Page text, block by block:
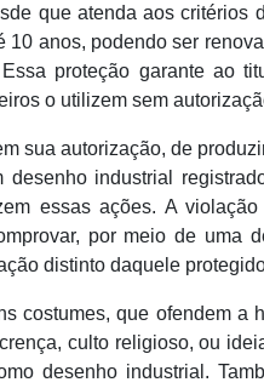
que atenda aos critérios
anos, podendo ser
proteção garante ao
o utilizem sem
sua autorização, de
industrial
essas ações. A
por meio de uma
distinto daquele
costumes, que ofendem a
culto religioso, ou
desenho industrial.